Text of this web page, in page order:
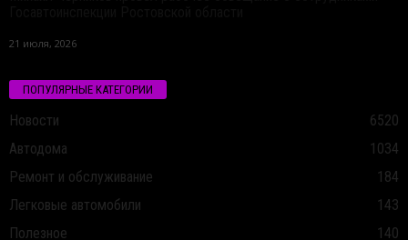
21 июля, 2026
ПОПУЛЯРНЫЕ КАТЕГОРИИ
Новости
6520
Автодома
1034
Ремонт и обслуживание
184
Легковые автомобили
143
Полезное
140